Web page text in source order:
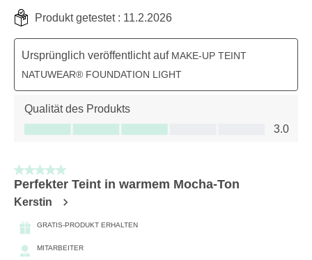
Produkt getestet : 11.2.2026
Ursprünglich veröffentlicht auf MAKE-UP TEINT
NATUWEAR® FOUNDATION LIGHT
Qualität des Produkts
Qualität des Produkts, 3.0 von 5
3.0
5 von 5 Sternen.
Perfekter Teint in warmem Mocha-Ton
Kerstin
GRATIS-PRODUKT ERHALTEN
MITARBEITER